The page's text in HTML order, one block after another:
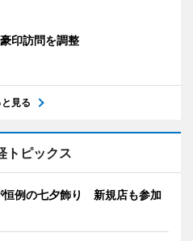
印訪問を調整
と見る
トピックス
恒例の七夕飾り 新規店も参加